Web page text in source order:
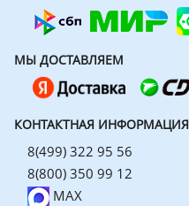
МЫ ДОСТАВЛЯЕМ
КОНТАКТНАЯ ИНФОРМАЦИЯ
8(499) 322 95 56
8(800) 350 99 12
MAX